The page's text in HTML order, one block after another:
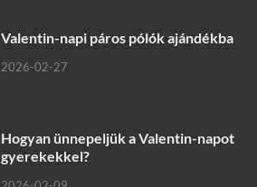
Valentin-napi páros pólók ajándékba
2026-02-27
Hogyan ünnepeljük a Valentin-napot
gyerekekkel?